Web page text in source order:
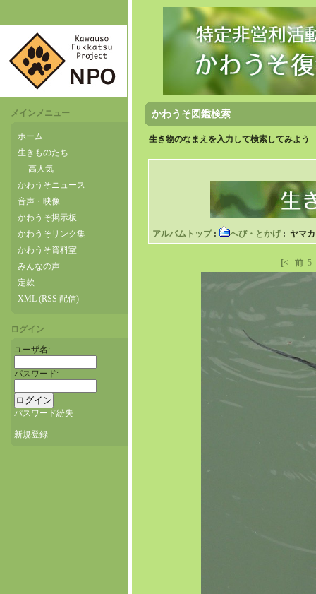
メインメニュー
ホーム
生きものたち
高人気
かわうそニュース
音声・映像
かわうそ掲示板
かわうそリンク集
かわうそ資料室
みんなの声
定款
XML (RSS 配信)
ログイン
ユーザ名:
パスワード:
パスワード紛失
新規登録
かわうそ図鑑検索
生き物のなまえを入力して検索してみよう
アルバムトップ: へび・とかげ: ヤマカ
[< 前 5